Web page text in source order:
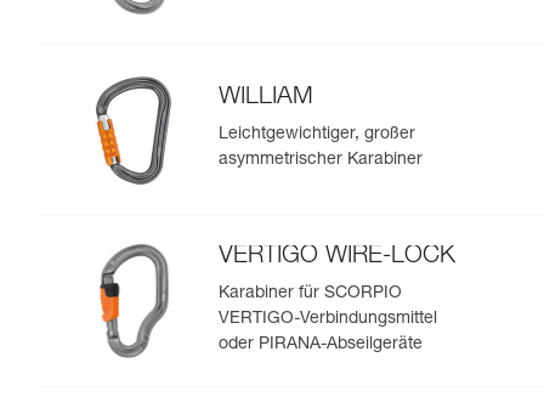
WILLIAM
Leichtgewichtiger, großer
asymmetrischer Karabiner
VERTIGO WIRE-LOCK
Karabiner für SCORPIO
VERTIGO-Verbindungsmittel
oder PIRANA-Abseilgeräte